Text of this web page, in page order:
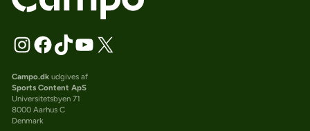
Campo.dkudgives af
Sports Content ApS
Universitetsbyen 71
8000 Aarhus C
Denmark